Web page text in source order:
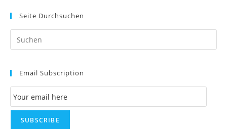
Seite Durchsuchen
Email Subscription
Email Subscription
SUBSCRIBE